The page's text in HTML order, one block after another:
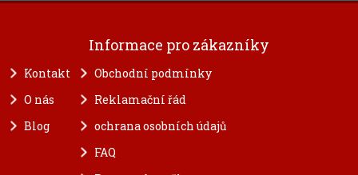
Informace pro zákazníky
Kontakt
O nás
Blog
Obchodní podmínky
Reklamační řád
ochrana osobních údajů
FAQ